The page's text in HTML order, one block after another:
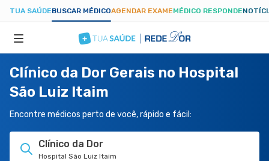
TUA SAÚDEBUSCAR MÉDICOAGENDAR EXAMEMÉDICO RESPONDE
ESPECIALIDADES
HOSPITAIS
TUASAUDE.COM
Clínico da Dor Gerais no Hospital
São Luiz Itaim
Encontre médicos perto de você, rápido e fácil:
Clínico da Dor
Hospital São Luiz Itaim